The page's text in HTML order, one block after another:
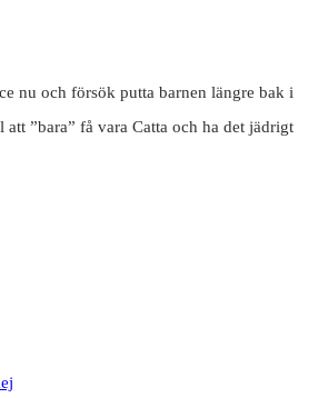
nu och försök putta barnen längre bak i
att ”bara” få vara Catta och ha det jädrigt